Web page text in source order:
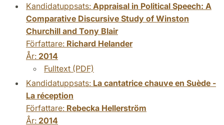
Kandidatuppsats: Appraisal in Political Speech: A
Comparative Discursive Study of Winston
Churchill and Tony Blair
Författare: Richard Helander
År: 2014
Fulltext (PDF)
Kandidatuppsats: La cantatrice chauve en Suède -
La réception
Författare: Rebecka Hellerström
År: 2014